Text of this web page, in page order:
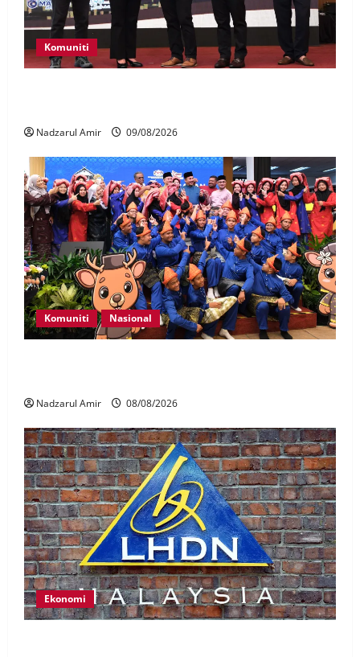
Komuniti
Nadzarul Amir 09/08/2026
Komuniti Nasional
Nadzarul Amir 08/08/2026
Ekonomi